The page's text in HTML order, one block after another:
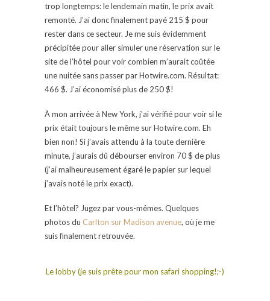
trop longtemps: le lendemain matin, le prix avait
remonté. J’ai donc finalement payé 215 $ pour
rester dans ce secteur. Je me suis évidemment
précipitée pour aller simuler une réservation sur le
site de l’hôtel pour voir combien m’aurait coûtée
une nuitée sans passer par Hotwire.com. Résultat:
466 $. J’ai économisé plus de 250 $!
À mon arrivée à New York, j’ai vérifié pour voir si le
prix était toujours le même sur Hotwire.com. Eh
bien non! Si j’avais attendu à la toute dernière
minute, j’aurais dû débourser environ 70 $ de plus
(j’ai malheureusement égaré le papier sur lequel
j’avais noté le prix exact).
Et l’hôtel? Jugez par vous-mêmes. Quelques
photos du Carlton sur Madison avenue, où je me
suis finalement retrouvée.
Le lobby (je suis prête pour mon safari shopping!;-)